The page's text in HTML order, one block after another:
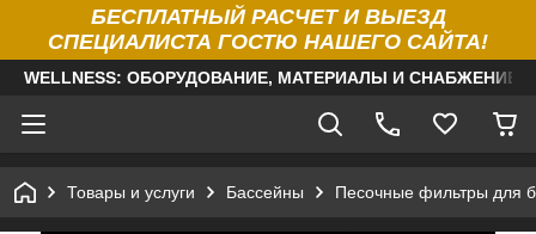
БЕСПЛАТНЫЙ РАСЧЕТ И ВЫЕЗД
СПЕЦИАЛИСТА ГОСТЮ НАШЕГО САЙТА!
WELLNESS: ОБОРУДОВАНИЕ, МАТЕРИАЛЫ И
Товары и услуги Бассейны Песочные фильтры для